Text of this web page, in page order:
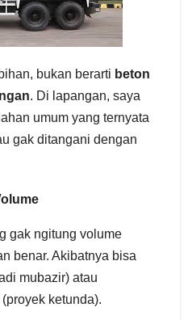
bukan berarti beton
. Di lapangan, saya
umum yang ternyata
gak ditangani dengan
gak ngitung volume
benar. Akibatnya bisa
mubazir) atau
ketunda).